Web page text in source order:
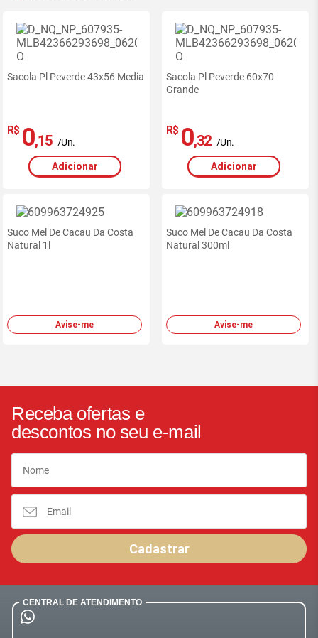
Sacola Pl Peverde 43x56 Media
R$ 0,15 /Un.
Adicionar
Sacola Pl Peverde 60x70
Grande
R$ 0,32 /Un.
Adicionar
Suco Mel De Cacau Da Costa
Natural 1l
Avise-me
Suco Mel De Cacau Da Costa
Natural 300ml
Avise-me
Receba ofertas e
descontos no seu e-mail
Cadastrar
CENTRAL DE ATENDIMENTO